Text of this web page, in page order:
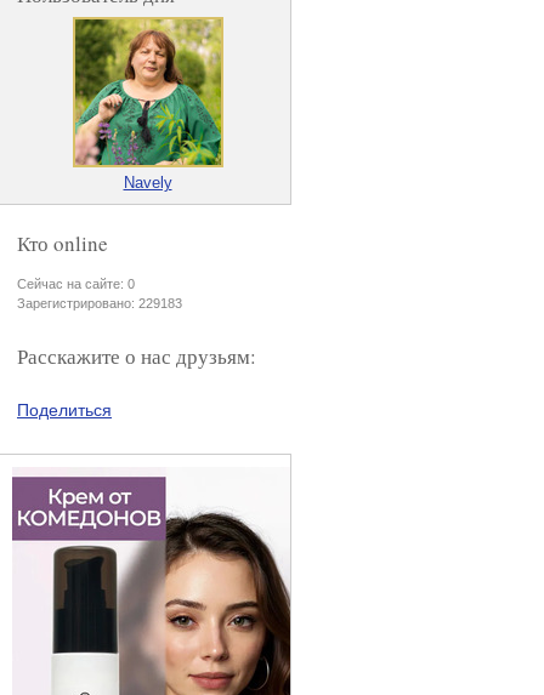
Navely
Кто online
Сейчас на сайте: 0
Зарегистрировано: 229183
Расскажите о нас друзьям:
Поделиться